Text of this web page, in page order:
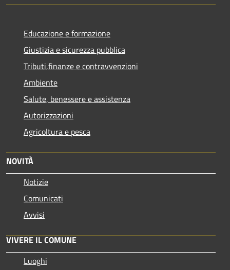
Educazione e formazione
Giustizia e sicurezza pubblica
Tributi,finanze e contravvenzioni
Ambiente
Salute, benessere e assistenza
Autorizzazioni
Agricoltura e pesca
NOVITÀ
Notizie
Comunicati
Avvisi
VIVERE IL COMUNE
Luoghi